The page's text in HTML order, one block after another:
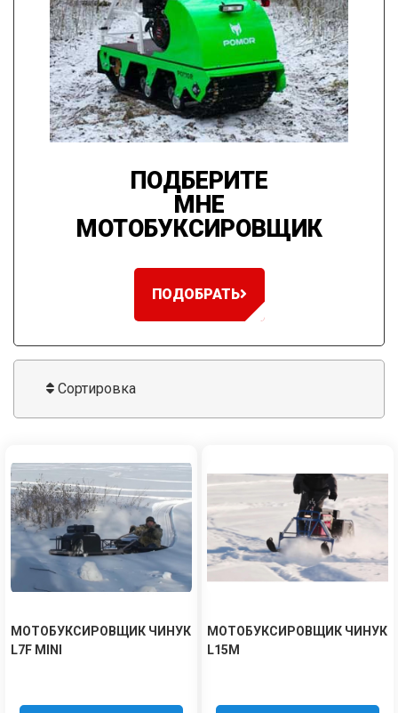
С лыжным модулем
ПОДБЕРИТЕ
МНЕ
МОТОБУКСИРОВЩИК
ПОДОБРАТЬ
Сортировка
МОТОБУКСИРОВЩИК ЧИНУК
L7F MINI
МОТОБУКСИРОВЩИК ЧИНУК
L15M